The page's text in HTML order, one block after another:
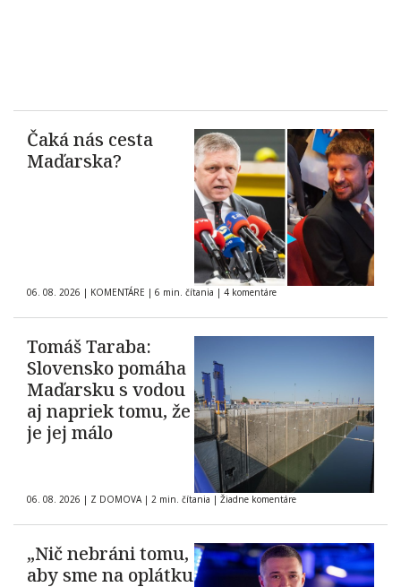
Čaká nás cesta
Maďarska?
06. 08. 2026 | KOMENTÁRE | 6 min. čítania | 4 komentáre
Tomáš Taraba:
Slovensko pomáha
Maďarsku s vodou
aj napriek tomu, že
je jej málo
06. 08. 2026 | Z DOMOVA | 2 min. čítania | Žiadne komentáre
„Nič nebráni tomu,
aby sme na oplátku